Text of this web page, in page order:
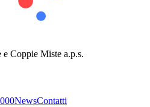
Coppie Miste a.p.s.
NewsContatti